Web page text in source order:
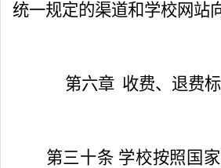
统一规定的渠道和学校网站
第六章 收费、退费
第三十条 学校按照国